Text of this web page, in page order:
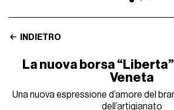
INDIETRO
La nuova borsa
Veneta
Una nuova espressione d’amore del
dell’artigianato